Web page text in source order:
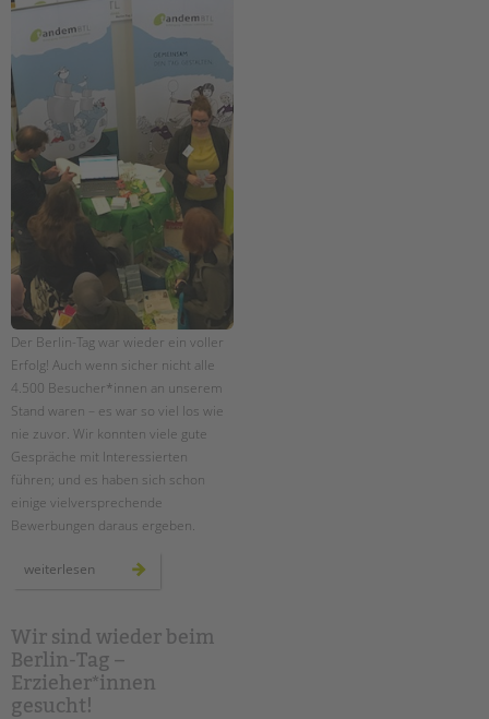
Der Berlin-Tag war wieder ein voller
Erfolg! Auch wenn sicher nicht alle
4.500 Besucher*innen an unserem
Stand waren – es war so viel los wie
nie zuvor. Wir konnten viele gute
Gespräche mit Interessierten
führen; und es haben sich schon
einige vielversprechende
Bewerbungen daraus ergeben.
weiterlesen
berlin-
tag
Wir sind wieder beim
Berlin-Tag –
Erzieher*innen
gesucht!